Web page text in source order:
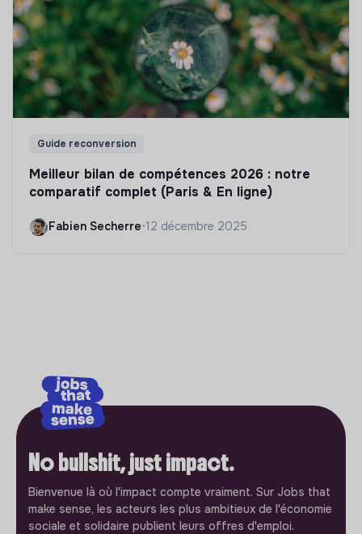
Guide reconversion
Meilleur bilan de compétences 2026 : notre
comparatif complet (Paris & En ligne)
Fabien Secherre•12 décembre 2025
No bullshit, just impact.
Bienvenue là où l'impact compte vraiment. Sur Jobs that
make sense, les acteurs les plus ambitieux de l'économie
sociale et solidaire publient leurs offres d'emploi.